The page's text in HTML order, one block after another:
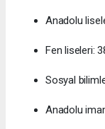
Anadolu
Fen liseleri:
Sosyal
Anadolu